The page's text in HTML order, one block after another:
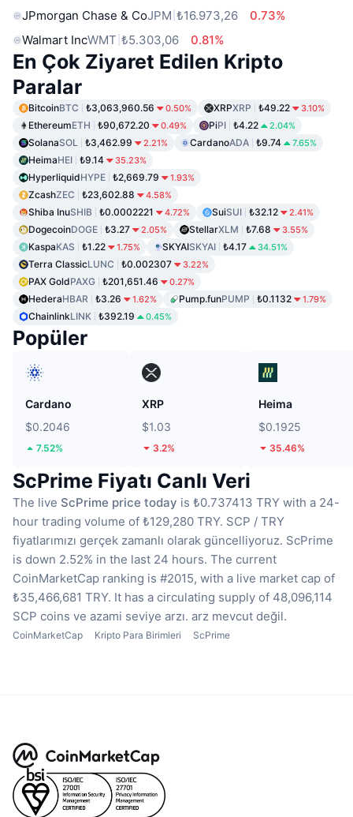
JPmorgan Chase & CoJPM ₺16.973,26
0.73%
Walmart IncWMT ₺5.303,06 0.81%
En Çok Ziyaret Edilen Kripto
Paralar
BitcoinBTC ₺3,063,960.56 0.50% XRPXRP ₺49.22 3.10%
EthereumETH ₺90,672.20 0.49% PiPI ₺4.22 2.04%
SolanaSOL ₺3,462.99 2.21% CardanoADA ₺9.74 7.65%
HeimaHEI ₺9.14 35.23%
HyperliquidHYPE ₺2,669.79 1.93%
ZcashZEC ₺23,602.88 4.58%
Shiba InuSHIB ₺0.0002221 4.72% SuiSUI ₺32.12 2.41%
DogecoinDOGE ₺3.27 2.05% StellarXLM ₺7.68 3.55%
KaspaKAS ₺1.22 1.75% SKYAISKYAI ₺4.17 34.51%
Terra ClassicLUNC ₺0.002307 3.22%
PAX GoldPAXG ₺201,651.46 0.27%
HederaHBAR ₺3.26 1.62% Pump.funPUMP ₺0.1132 1.79%
ChainlinkLINK ₺392.19 0.45%
Popüler
Cardano
$0.2046
7.52%
XRP
$1.03
3.2%
Heima
$0.1925
35.46%
ScPrime Fiyatı Canlı Veri
The live ScPrime price today is ₺0.737413 TRY with a 24-
hour trading volume of ₺129,280 TRY. SCP / TRY
fiyatlarımızı gerçek zamanlı olarak güncelliyoruz. ScPrime
is down 2.52% in the last 24 hours. The current
CoinMarketCap ranking is #2015, with a live market cap of
₺35,466,681 TRY. It has a circulating supply of 48,096,114
SCP coins ve azami seviye arzı. arz mevcut değil.
CoinMarketCap Kripto Para Birimleri ScPrime